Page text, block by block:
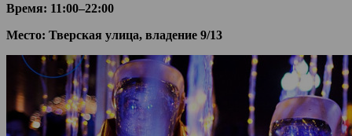
Время: 11:00–22:00
Место: Тверская улица, владение 9/13